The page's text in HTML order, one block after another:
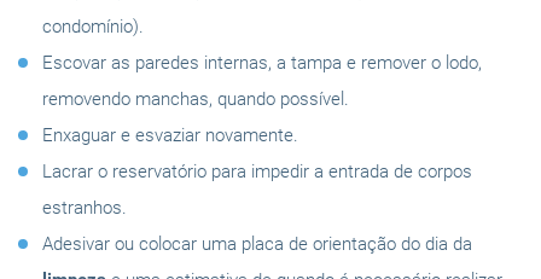
condomínio).
Escovar as paredes internas, a tampa e remover o lodo,
removendo manchas, quando possível.
Enxaguar e esvaziar novamente.
Lacrar o reservatório para impedir a entrada de corpos
estranhos.
Adesivar ou colocar uma placa de orientação do dia da